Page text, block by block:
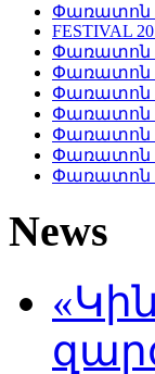
Փառատոն
FESTIVAL
Փառատոն
Փառատոն
Փառատոն
Փառատոն
Փառատոն
Փառատոն
Փառատոն
News